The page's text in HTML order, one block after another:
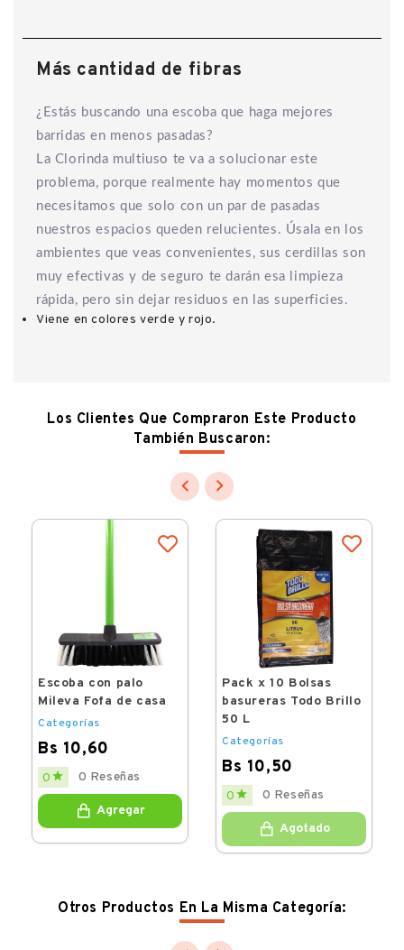
Más cantidad de fibras
¿Estás buscando una escoba que haga mejores
barridas en menos pasadas?
La Clorinda multiuso te va a solucionar este
problema, porque realmente hay momentos que
necesitamos que solo con un par de pasadas
nuestros espacios queden relucientes. Úsala en los
ambientes que veas convenientes, sus cerdillas son
muy efectivas y de seguro te darán esa limpieza
rápida, pero sin dejar residuos en las superficies.
Viene en colores verde y rojo.
Los Clientes Que Compraron Este Producto
También Buscaron:
 
Escoba con palo
Mileva Fofa de casa
Categorías
Bs 10,60
Price
0  0 Reseñas
Agregar
Pack x 10 Bolsas
basureras Todo Brillo
50 L
Categorías
Bs 10,50
Price
0  0 Reseñas
Agotado
Otros Productos En La Misma Categoría: